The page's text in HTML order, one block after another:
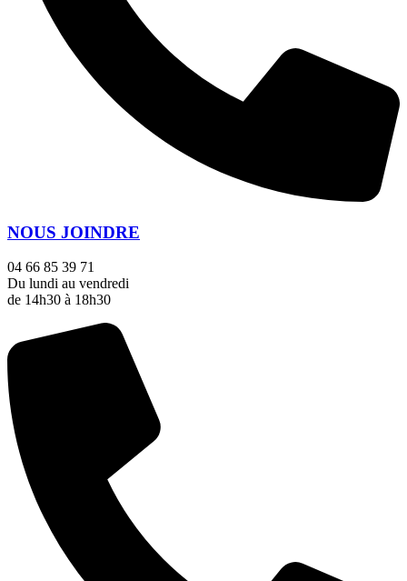
NOUS JOINDRE
04 66 85 39 71
Du lundi au vendredi
de 14h30 à 18h30